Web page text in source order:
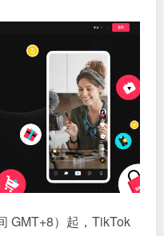
GMT+8） 起， TikTok